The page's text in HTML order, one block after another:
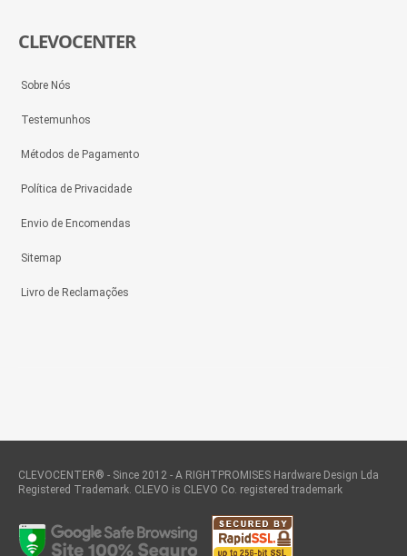
CLEVOCENTER
Sobre Nós
Testemunhos
Métodos de Pagamento
Política de Privacidade
Envio de Encomendas
Sitemap
Livro de Reclamações
CLEVOCENTER® - Since 2012 - A RIGHTPROMISES Hardware Design Lda
Registered Trademark. CLEVO is CLEVO Co. registered trademark